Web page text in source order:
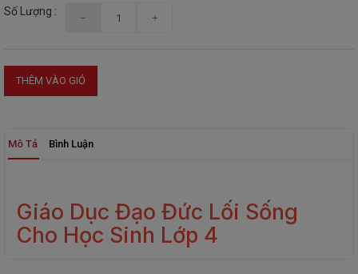
Số Lượng :
THÊM VÀO GIỎ
Mô Tả Bình Luận
Giáo Dục Đạo Đức Lối Sống
Cho Học Sinh Lớp 4